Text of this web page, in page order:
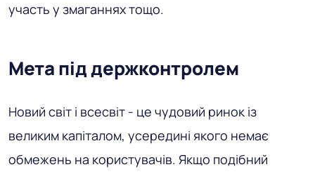
участь у змаганнях тощо.
Мета під держконтролем
Новий світ і всесвіт - це чудовий ринок із
великим капіталом, усередині якого немає
обмежень на користувачів. Якщо подібний